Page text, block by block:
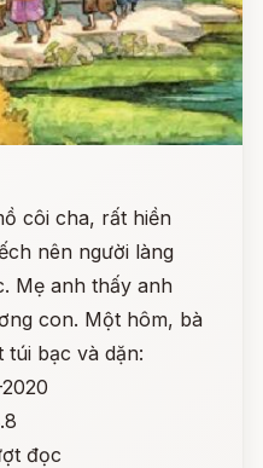
côi cha, rất hiền
nên người làng
Mẹ anh thấy anh
con. Một hôm, bà
túi bạc và dặn:
đọc